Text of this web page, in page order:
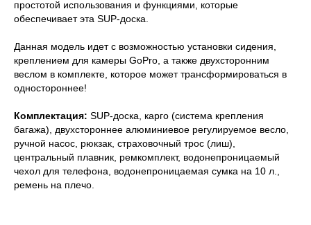
простотой использования и функциями, которые
обеспечивает эта SUP-доска.
Данная модель идет с возможностью установки сидения,
креплением для камеры GoPro, а также двухсторонним
веслом в комплекте, которое может трансформироваться в
одностороннее!
Комплектация: SUP-доска, карго (система крепления
багажа), двухстороннее алюминиевое регулируемое весло,
ручной насос, рюкзак, страховочный трос (лиш),
центральный плавник, ремкомплект, водонепроницаемый
чехол для телефона, водонепроницаемая сумка на 10 л.,
ремень на плечо.